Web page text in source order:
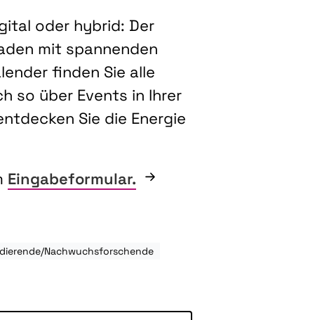
oder hybrid: Der
mit spannenden
finden Sie alle
so über Events in Ihrer
Sie die Energie
Eingabeformular.
Nachwuchsforschende